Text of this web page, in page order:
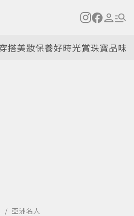
搭美妝保養好時光賞珠寶品味
亞洲名人